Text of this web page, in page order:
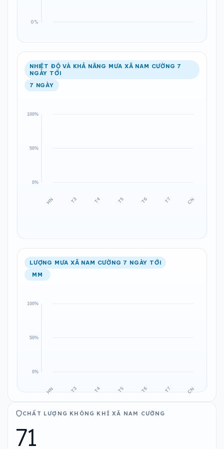
NHIỆT ĐỘ VÀ KHẢ NĂNG MƯA XÃ NAM CƯỜNG 7
NGÀY TỚI
7 NGÀY
LƯỢNG MƯA XÃ NAM CƯỜNG 7 NGÀY TỚI
MM
CHẤT LƯỢNG KHÔNG KHÍ XÃ NAM CƯỜNG
71